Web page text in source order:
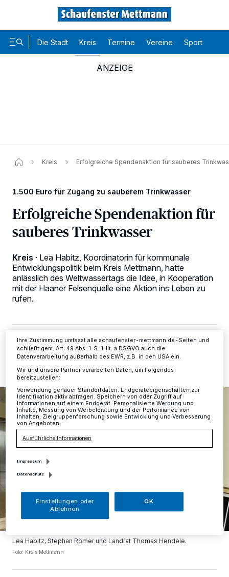
Die Stadt Kreis Termine Vereine Sport
Kreis Erfolgreiche Spendenaktion für sauberes
1.500 Euro für Zugang zu sauberem Trinkwasser
Erfolgreiche Spendenaktion für
sauberes Trinkwasser
Kreis · Lea Habitz, Koordinatorin für kommunale
Entwicklungspolitik beim Kreis Mettmann, hatte
anlässlich des Weltwassertags die Idee, in Kooperation
mit der Haaner Felsenquelle eine Aktion ins Leben zu
rufen.
02.05.2024 , 10:54 Uhr 2 Minuten Lesezeit
Lea Habitz, Stephan Römer und Landrat Thomas Hendele.
Foto: Kreis Mettmann
Wir und unsere218
-Partner speichern und greifen auf
Kennungen auf Ihrem Gerät zu. Durch Auswahl von OK aktivieren Sie
Tracking-Technologien für die unter „Wir und unsere Partner
verarbeiten Daten, um Ihnen Dienste bereitzustellen“ aufgeführten
Zwecke. Wenn Tracker deaktiviert sind, sind manche Inhalte und
Anzeigen möglicherweise nicht mehr so relevant für Sie. Sie können
dieses Menü jederzeit wieder aufrufen, um Ihre Einstellungen zu
ändern oder Ihre Einwilligung zu widerrufen, indem Sie auf den Link
Ihre Zustimmung umfasst alle schaufenster-mettmann.de-Seiten und
schließt gem. Art. 49 Abs. 1 S. 1 lit. a DSGVO auch die
Datenverarbeitung außerhalb des EWR, z.B. in den USA ein.
Wir und unsere Partner verarbeiten Daten, um Folgendes
bereitzustellen:
Verwendung genauer Standortdaten. Endgeräteeigenschaften zur
Identifikation aktiv abfragen. Speichern von oder Zugriff auf
Informationen auf einem Endgerät. Personalisierte Werbung und
Inhalte, Messung von Werbeleistung und der Performance von
Inhalten, Zielgruppenforschung sowie Entwicklung und Verbesserung
von Angeboten.
Ausführliche Informationen
Impressum
Datenschutz
Einstellungen oder
Ablehnen
OK